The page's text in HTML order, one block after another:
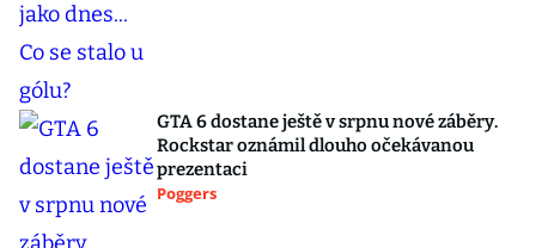
GTA 6 dostane ještě v srpnu nové záběry.
Rockstar oznámil dlouho očekávanou
prezentaci
Poggers